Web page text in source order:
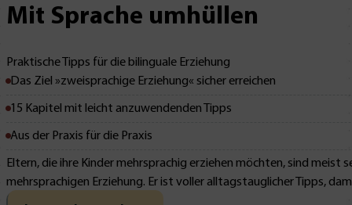
Mit Sprache umhüllen
Praktische Tipps für die bilinguale Erziehung
Das Ziel »zweisprachige Erziehung« sicher erreichen
15 Kapitel mit leicht anzuwendenden Tipps
Aus der Praxis für die Praxis
Eltern, die ihre Kinder mehrsprachig erziehen möchten, sind
mehrsprachigen Erziehung. Er ist voller alltagstauglicher Tipps,